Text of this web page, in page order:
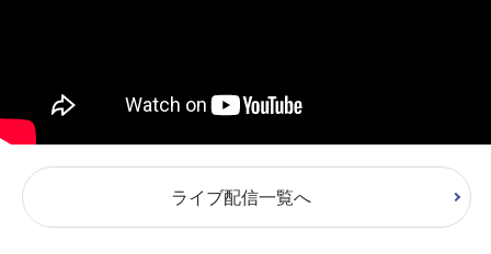
ライブ配信一覧へ